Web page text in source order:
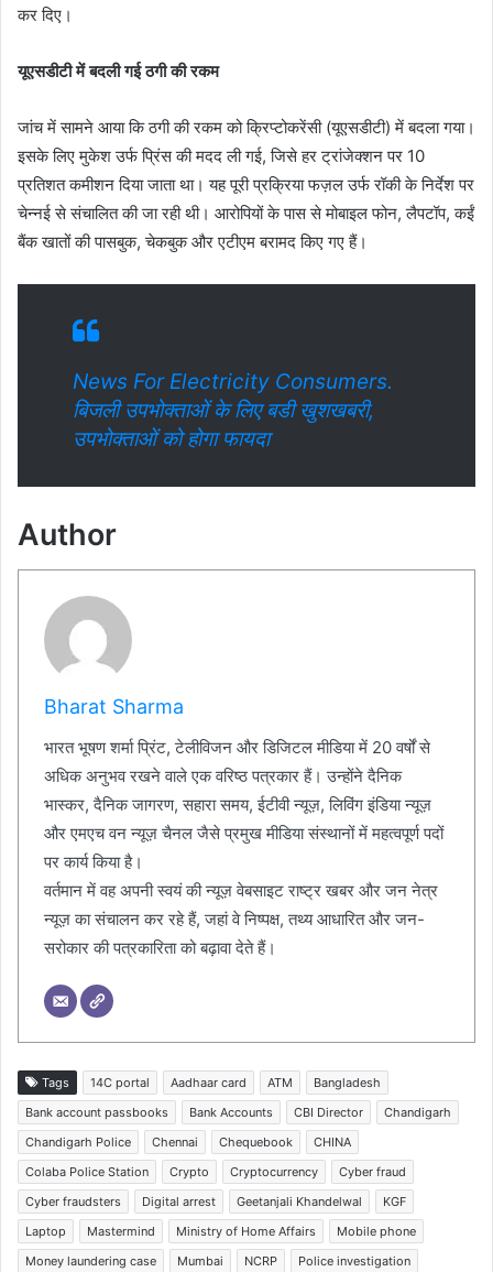
कर दिए।
यूएसडीटी में बदली गई ठगी की रकम
जांच में सामने आया कि ठगी की रकम को क्रिप्टोकरेंसी (यूएसडीटी) में बदला गया।
इसके लिए मुकेश उर्फ प्रिंस की मदद ली गई, जिसे हर ट्रांजेक्शन पर 10
प्रतिशत कमीशन दिया जाता था। यह पूरी प्रक्रिया फज़ल उर्फ रॉकी के निर्देश पर
चेन्नई से संचालित की जा रही थी। आरोपियों के पास से मोबाइल फोन, लैपटॉप, कईं
बैंक खातों की पासबुक, चेकबुक और एटीएम बरामद किए गए हैं।
News For Electricity Consumers.
बिजली उपभोक्ताओं के लिए बडी खुशखबरी,
उपभोक्ताओं को होगा फायदा
Author
Bharat Sharma
भारत भूषण शर्मा प्रिंट, टेलीविजन और डिजिटल मीडिया में 20 वर्षों से
अधिक अनुभव रखने वाले एक वरिष्ठ पत्रकार हैं। उन्होंने दैनिक
भास्कर, दैनिक जागरण, सहारा समय, ईटीवी न्यूज़, लिविंग इंडिया न्यूज़
और एमएच वन न्यूज़ चैनल जैसे प्रमुख मीडिया संस्थानों में महत्वपूर्ण पदों
पर कार्य किया है।
वर्तमान में वह अपनी स्वयं की न्यूज़ वेबसाइट राष्ट्र खबर और जन नेत्र
न्यूज़ का संचालन कर रहे हैं, जहां वे निष्पक्ष, तथ्य आधारित और जन-
सरोकार की पत्रकारिता को बढ़ावा देते हैं।
Tags 14C portal Aadhaar card ATM
Bangladesh
Bank account passbooks
Bank Accounts CBI Director
Chandigarh
Chandigarh Police
Chennai Chequebook
CHINA
Colaba Police Station
Crypto Cryptocurrency
Cyber fraud
Cyber fraudsters
Digital arrest Geetanjali Khandelwal
KGF
Laptop
Mastermind Ministry of Home Affairs
Mobile phone
Money laundering case
Mumbai NCRP
Police investigation